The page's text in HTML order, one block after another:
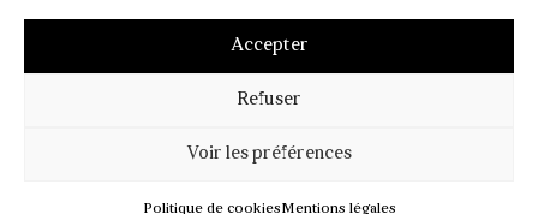
Accepter
Refuser
Voir les préférences
Politique de cookiesMentions légales
MENTIONS LÉGALES
POLITIQUE DE COOKIES (UE)